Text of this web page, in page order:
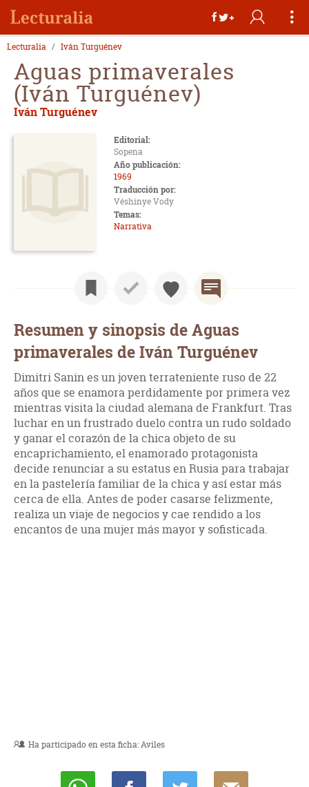
Lecturalia Iván Turguénev
Aguas primaverales
(Iván Turguénev)
Iván Turguénev
Editorial:
Sopena
Año publicación:
1969
Traducción por:
Véshinye Vody
Temas:
Narrativa
Resumen y sinopsis de Aguas
primaverales de Iván Turguénev
Dimitri Sanin es un joven terrateniente ruso de 22
años que se enamora perdidamente por primera vez
mientras visita la ciudad alemana de Frankfurt. Tras
luchar en un frustrado duelo contra un rudo soldado
y ganar el corazón de la chica objeto de su
encaprichamiento, el enamorado protagonista
decide renunciar a su estatus en Rusia para trabajar
en la pastelería familiar de la chica y así estar más
cerca de ella. Antes de poder casarse felizmente,
realiza un viaje de negocios y cae rendido a los
encantos de una mujer más mayor y sofisticada.
Ha participado en esta ficha:Aviles